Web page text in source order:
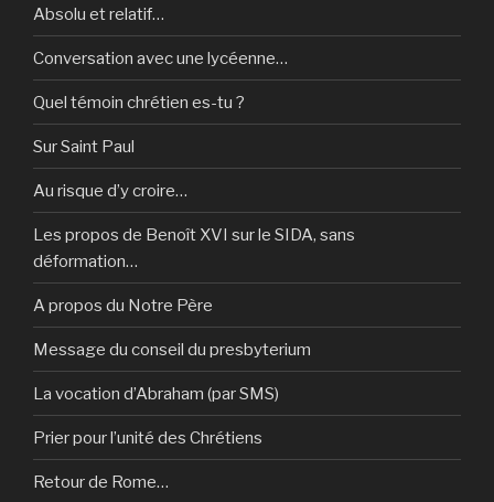
Absolu et relatif…
Conversation avec une lycéenne…
Quel témoin chrétien es-tu ?
Sur Saint Paul
Au risque d’y croire…
Les propos de Benoît XVI sur le SIDA, sans
déformation…
A propos du Notre Père
Message du conseil du presbyterium
La vocation d’Abraham (par SMS)
Prier pour l’unité des Chrétiens
Retour de Rome…